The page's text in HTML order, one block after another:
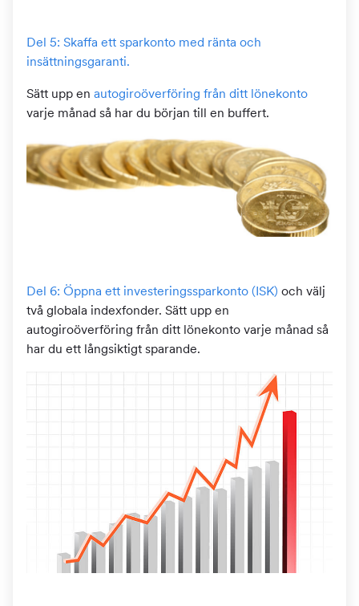
Del 5: Skaffa ett sparkonto med ränta och
insättningsgaranti.
Sätt upp en autogiroöverföring från ditt lönekonto
varje månad så har du början till en buffert.
Del 6: Öppna ett investeringssparkonto (ISK) och välj
två globala indexfonder. Sätt upp en
autogiroöverföring från ditt lönekonto varje månad så
har du ett långsiktigt sparande.